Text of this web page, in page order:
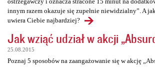
innym razem okazuje się zupełnie niewidzialny”. A
uwiera Ciebie najbardziej?
Jak wziąć udział w akcji
25.08.2015
Poznaj 5 sposobów na zaangażowanie się w akcję